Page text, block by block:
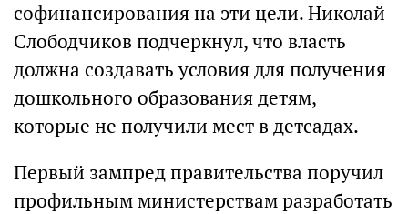
софинансирования на эти цели. Николай
Слободчиков подчеркнул, что власть
должна создавать условия для получения
дошкольного образования детям,
которые не получили мест в детсадах.
Первый зампред правительства поручил
профильным министерствам разработать